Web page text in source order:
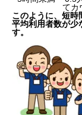
てカ
このように、短時
平均利用者数が少
す。